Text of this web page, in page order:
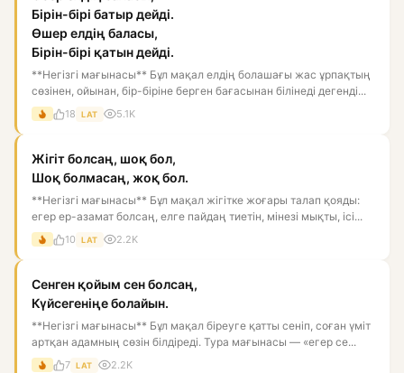
Бірін-бірі батыр дейді.
Өшер елдің баласы,
Бірін-бірі қатын дейді.
**Негізгі мағынасы** Бұл мақал елдің болашағы жас ұрпақтың
сөзінен, ойынан, бір-біріне берген бағасынан білінеді дегенді...
18 LAT 5.1K
Жігіт болсаң, шоқ бол,
Шоқ болмасаң, жоқ бол.
**Негізгі мағынасы** Бұл мақал жігітке жоғары талап қояды:
егер ер-азамат болсаң, елге пайдаң тиетін, мінезі мықты, ісі...
10 LAT 2.2K
Сенген қойым сен болсаң,
Күйсегеніңе болайын.
**Негізгі мағынасы** Бұл мақал біреуге қатты сеніп, соған үміт
артқан адамның сөзін білдіреді. Тура мағынасы — «егер се...
7 LAT 2.2K